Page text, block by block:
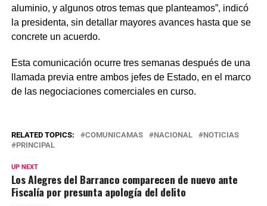
aluminio, y algunos otros temas que planteamos”, indicó
la presidenta, sin detallar mayores avances hasta que se
concrete un acuerdo.
Esta comunicación ocurre tres semanas después de una
llamada previa entre ambos jefes de Estado, en el marco
de las negociaciones comerciales en curso.
RELATED TOPICS: COMUNICAMAS NACIONAL
NOTICIAS
PRINCIPAL
UP NEXT
Los Alegres del Barranco comparecen de nuevo ante
Fiscalía por presunta apología del delito